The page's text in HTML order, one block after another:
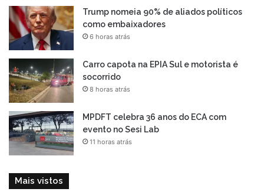
Trump nomeia 90% de aliados políticos
como embaixadores
6 horas atrás
Carro capota na EPIA Sul e motorista é
socorrido
8 horas atrás
MPDFT celebra 36 anos do ECA com
evento no Sesi Lab
11 horas atrás
Mais vistos